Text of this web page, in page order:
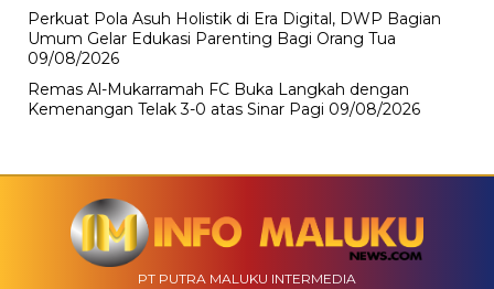
Perkuat Pola Asuh Holistik di Era Digital, DWP Bagian
Umum Gelar Edukasi Parenting Bagi Orang Tua
09/08/2026
Remas Al-Mukarramah FC Buka Langkah dengan
Kemenangan Telak 3-0 atas Sinar Pagi 09/08/2026
PT PUTRA MALUKU INTERMEDIA